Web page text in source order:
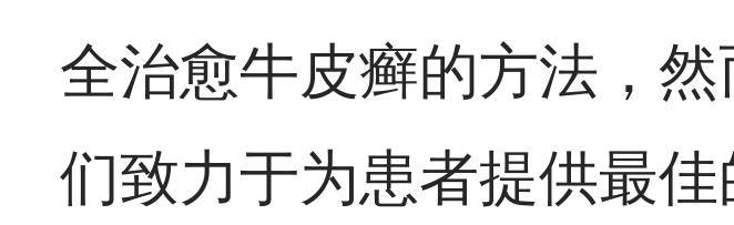
全治愈牛皮癣的方法，
们致力于为患者提供最佳